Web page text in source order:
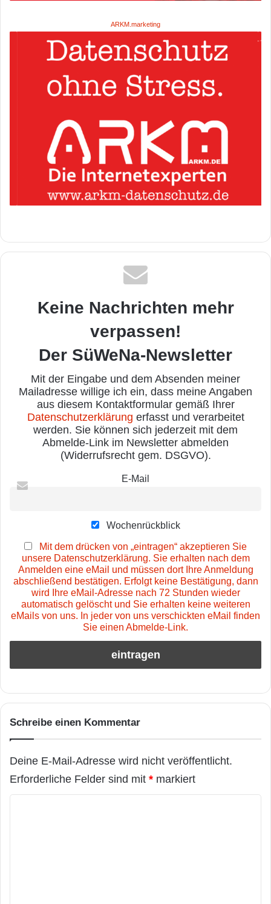
ARKM.marketing
Keine Nachrichten mehr
verpassen!
Der SüWeNa-Newsletter
Mit der Eingabe und dem Absenden meiner
Mailadresse willige ich ein, dass meine Angaben
aus diesem Kontaktformular gemäß Ihrer
Datenschutzerklärung erfasst und verarbeitet
werden. Sie können sich jederzeit mit dem
Abmelde-Link im Newsletter abmelden
(Widerrufsrecht gem. DSGVO).
E-Mail
Wochenrückblick
Mit dem drücken von „eintragen“ akzeptieren Sie
unsere Datenschutzerklärung. Sie erhalten nach dem
Anmelden eine eMail und müssen dort Ihre Anmeldung
abschließend bestätigen. Erfolgt keine Bestätigung, dann
wird Ihre eMail-Adresse nach 72 Stunden wieder
automatisch gelöscht und Sie erhalten keine weiteren
eMails von uns. In jeder von uns verschickten eMail finden
Sie einen Abmelde-Link.
Schreibe einen Kommentar
Deine E-Mail-Adresse wird nicht veröffentlicht.
Erforderliche Felder sind mit * markiert